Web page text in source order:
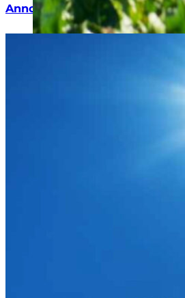
Annonsera gärna i Betodlaren